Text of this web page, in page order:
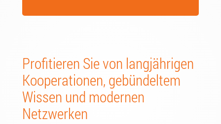
Profitieren Sie von langjährigen
Kooperationen, gebündeltem
Wissen und modernen
Netzwerken